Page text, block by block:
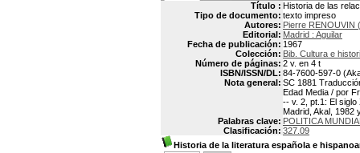
Título : Historia de las
Tipo de documento: texto impreso
Autores: Pierre RENOUVIN
Editorial: Madrid : Aguilar
Fecha de publicación: 1967
Colección: Bib. Cultura e
Número de páginas: 2 v. en 4 t
ISBN/ISSN/DL: 84-7600-597-0
Nota general: SC 1881
Edad Media / por
-- v. 2, pt.1: El
Madrid, Akal, 1982
Palabras clave: POLITICA
Clasificación: 327.09
Historia de la literatura española e